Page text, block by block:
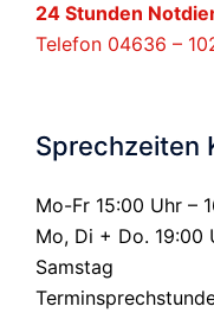
24 Stunden
Telefon 04636 –
Sprechzeiten
Mo-Fr 15:00 Uhr –
Mo, Di + Do. 19:00
Samstag